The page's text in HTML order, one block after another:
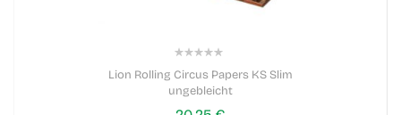
Lion Rolling Circus Papers KS Slim
ungebleicht